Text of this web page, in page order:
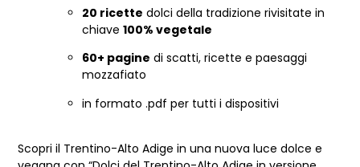
20 ricette dolci della tradizione rivisitate in
chiave100% vegetale
60+ pagine di scatti, ricette e paesaggi
mozzafiato
in formato .pdf per tutti i dispositivi
Scopri il Trentino-Alto Adige in una nuova luce dolce e